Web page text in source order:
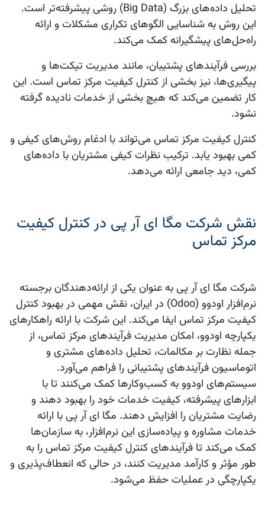
تحلیل داده‌های بزرگ (Big Data) روشی پیشرفته‌تر است.
این روش به شناسایی الگوهای تکراری مشکلات و ارائه
راه‌حل‌های پیشگیرانه کمک می‌کند.
بررسی فرآیندهای پشتیبان، مانند مدیریت تیکت‌ها و
پیگیری‌ها، نیز بخشی از کنترل کیفیت مرکز تماس است. این
کار تضمین می‌کند که هیچ بخشی از خدمات نادیده گرفته
نشود.
کنترل کیفیت مرکز تماس می‌تواند با ادغام روش‌های کیفی و
کمی بهبود یابد. ترکیب نظرات کیفی مشتریان با داده‌های
کمی، دید جامعی ارائه می‌دهد.
نقش شرکت مگا ای آر پی در کنترل کیفیت
مرکز تماس
شرکت مگا ای آر پی به عنوان یکی از ارائه‌دهندگان برجسته
نرم‌افزار اودوو (Odoo) در ایران، نقش مهمی در بهبود
کنترل
کیفیت مرکز تماس ایفا می‌کند. این شرکت با ارائه راهکارهای
یکپارچه اودوو، امکان مدیریت فرآیندهای مرکز تماس، از
جمله نظارت بر مکالمات، تحلیل داده‌های مشتری و
اتوماسیون فرآیندهای پشتیبانی را فراهم می‌آورد.
سیستم‌های اودوو به کسب‌وکارها کمک می‌کنند تا با
ابزارهای پیشرفته، کیفیت خدمات خود را بهبود دهند و
رضایت مشتریان را افزایش دهند. مگا ای آر پی با ارائه
خدمات مشاوره و پیاده‌سازی این نرم‌افزار، به سازمان‌ها
کمک می‌کند تا فرآیندهای کنترل کیفیت مرکز تماس را به
طور مؤثر و کارآمد مدیریت کنند، در حالی که انعطاف‌پذیری و
یکپارچگی در عملیات حفظ می‌شود.